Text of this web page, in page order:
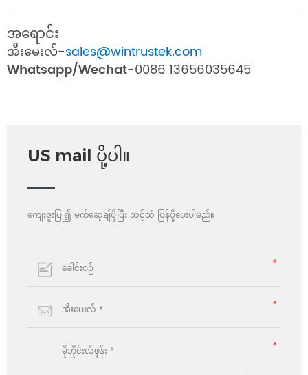
အရောင်း
အီးမေးလ်-sales@wintrustek.com
Whatsapp/Wechat-0086 13656035645
US mail ပို့ပါ။
ကျေးဇူးပြု၍ မက်ဆေ့ချ်ပို့ပြီး သင့်ထံ ပြန်ပို့ပေးပါမည်။